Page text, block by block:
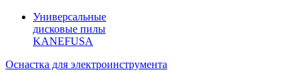
Универсальные
дисковые пилы
KANEFUSA
Оснастка для электроинструмента